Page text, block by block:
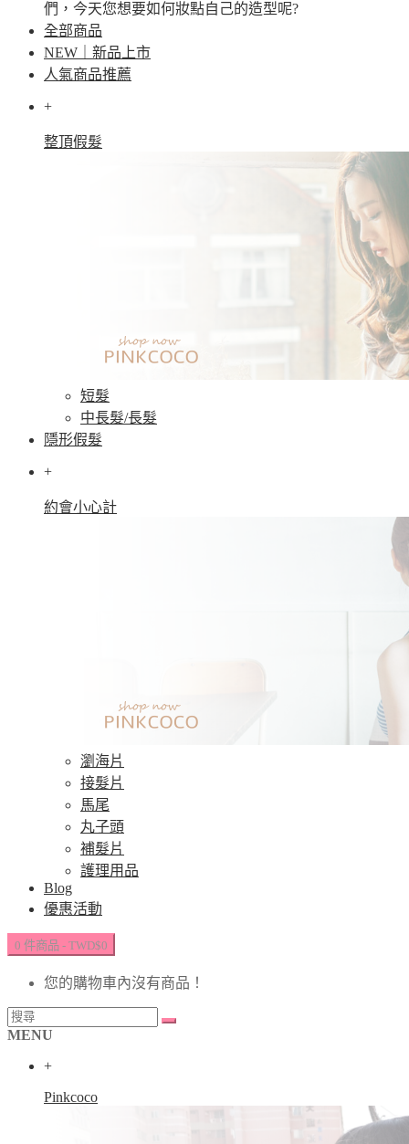
們，今天您想要如何妝點自己的造型呢?
全部商品
NEW｜新品上市
人氣商品推薦
+
整頂假髮
短髮
中長髮/長髮
隱形假髮
+
約會小心計
瀏海片
接髮片
馬尾
丸子頭
補髮片
護理用品
Blog
優惠活動
0 件商品 - TWD$0
您的購物車內沒有商品！
MENU
+
Pinkcoco